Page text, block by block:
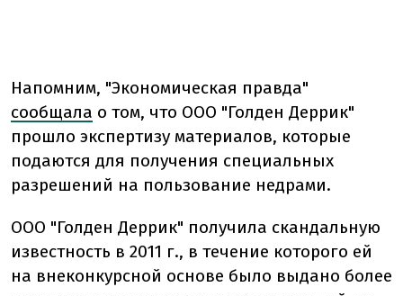
Напомним, "Экономическая правда"
сообщала о том, что ООО "Голден Деррик"
прошло экспертизу материалов, которые
подаются для получения специальных
разрешений на пользование недрами.
ООО "Голден Деррик" получила скандальную
известность в 2011 г., в течение которого ей
на внеконкурсной основе было выдано более